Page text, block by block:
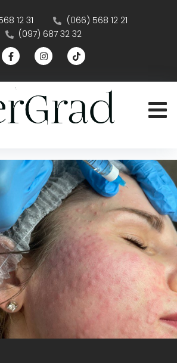
12 31
(066) 568 12 21
(097) 687 32 32
Ін’єкції краси